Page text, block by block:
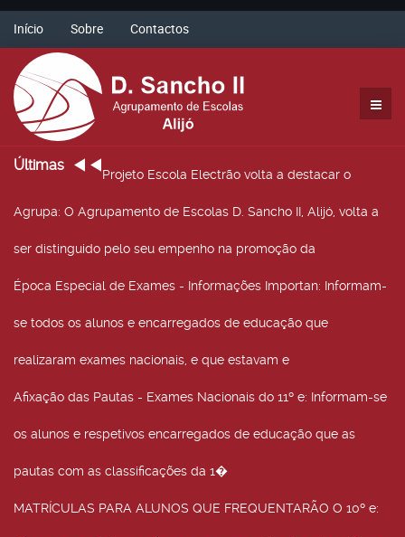
Início Sobre Contactos
Últimas
Projeto Escola Electrão volta a destacar o
Agrupa: O Agrupamento de Escolas D. Sancho II, Alijó, volta a
ser distinguido pelo seu empenho na promoção da
Época Especial de Exames - Informações Importan: Informam-
se todos os alunos e encarregados de educação que
realizaram exames nacionais, e que estavam e
Afixação das Pautas - Exames Nacionais do 11º e: Informam-se
os alunos e respetivos encarregados de educação que as
pautas com as classificações da 1�
MATRÍCULAS PARA ALUNOS QUE FREQUENTARÃO O 10º e: